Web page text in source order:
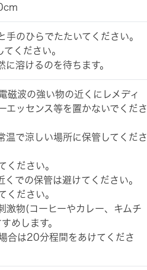
のひらでたたいてください。
ください。
溶けるのを待ちます。
波の強い物の近くにレメディ
エッセンス等を置かないでくださ
で涼しい場所に保管してくださ
ください。
での保管は避けてください。
ください。
物(コーヒーやカレー、キムチ
めします。
合は20分程間をあけてくださ